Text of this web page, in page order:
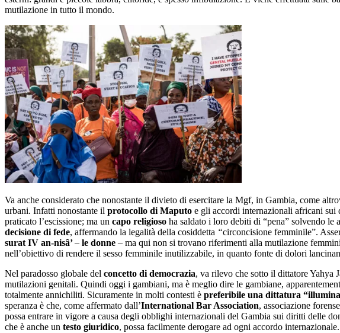
mutilazione in tutto il mondo.
Va anche considerato che nonostante il divieto di esercitare la Mgf, in Gambia, come
urbani. Infatti nonostante il protocollo di Maputo e gli accordi internazionali africani sui
praticato l’escissione; ma un capo religioso ha saldato i loro debiti di “pena” solvendo le
decisione di fede, affermando la legalità della cosiddetta “circoncisione femminile”.
surat IV an-nisâ’– le donne – ma qui non si trovano riferimenti alla mutilazione
nell’obiettivo di rendere il sesso femminile inutilizzabile, in quanto fonte di dolori
Nel paradosso globale del concetto di democrazia, va rilevo che sotto il dittatore Yahya
mutilazioni genitali. Quindi oggi i gambiani, ma è meglio dire le gambiane,
totalmente annichiliti. Sicuramente in molti contesti è preferibile una dittatura
speranza è che, come affermato dall’International Bar Association, associazione
possa entrare in vigore a causa degli obblighi internazionali del Gambia sui diritti delle
che è anche un testo giuridico, possa facilmente derogare ad ogni accordo internazionale.